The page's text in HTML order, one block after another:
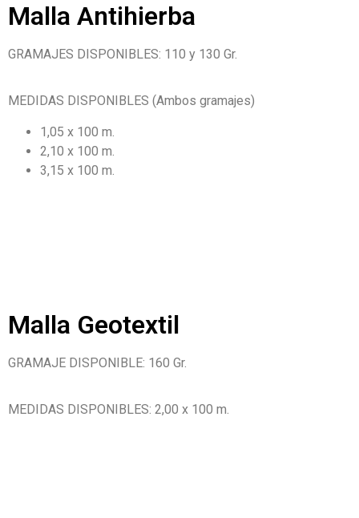
Malla Antihierba
GRAMAJES DISPONIBLES: 110 y 130 Gr.
MEDIDAS DISPONIBLES (Ambos gramajes)
1,05 x 100 m.
2,10 x 100 m.
3,15 x 100 m.
Malla Geotextil
GRAMAJE DISPONIBLE: 160 Gr.
MEDIDAS DISPONIBLES: 2,00 x 100 m.